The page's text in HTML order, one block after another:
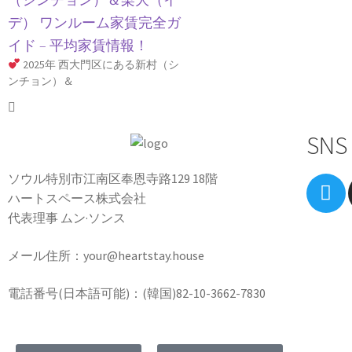
デ） ワンルーム家賃完全ガ
イド – 平均家賃情報！
2025年 西大門区にある新村（シ
ンチョン）＆
ソウル特別市江南区奉恩寺路129 18階
ハートスペース株式会社
代表理事 ムン·ソンス
メール住所：your@heartstay.house
電話番号(日本語可能)：(韓国)82-10-3662-7830
SNS